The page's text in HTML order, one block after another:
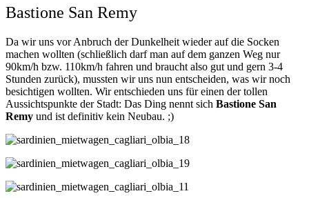
Bastione San Remy
Da wir uns vor Anbruch der Dunkelheit wieder auf die Socken
machen wollten (schließlich darf man auf dem ganzen Weg nur
90km/h bzw. 110km/h fahren und braucht also gut und gern 3-4
Stunden zurück), mussten wir uns nun entscheiden, was wir noch
besichtigen wollten. Wir entschieden uns für einen der tollen
Aussichtspunkte der Stadt: Das Ding nennt sich Bastione San
Remy und ist definitiv kein Neubau. ;)